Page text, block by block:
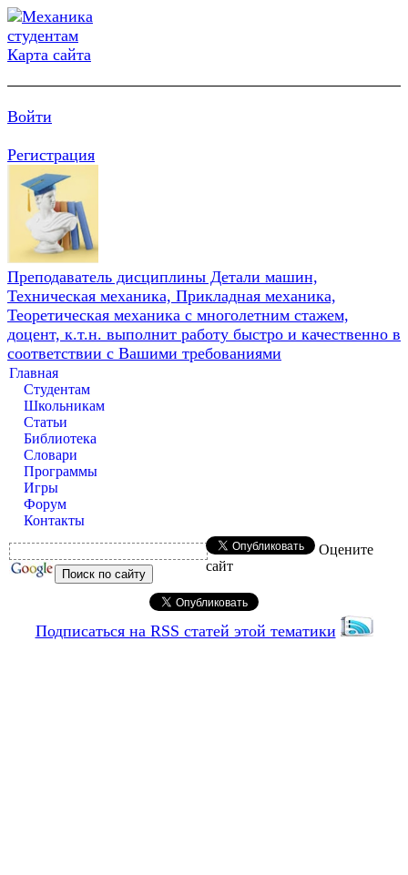
Карта сайта
Войти
Регистрация
Преподаватель дисциплины Детали машин,
Техническая механика, Прикладная механика,
Теоретическая механика с многолетним стажем,
доцент, к.т.н. выполнит работу быстро и качественно в
соответствии с Вашими требованиями
Главная
Студентам
Школьникам
Статьи
Библиотека
Словари
Программы
Игры
Форум
Контакты
Оцените
сайт
Подписаться на RSS статей этой тематики